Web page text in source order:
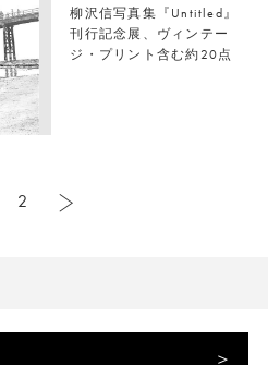
柳沢信写真集『Untitled』
刊行記念展、ヴィンテー
ジ・プリント含む約20点
2